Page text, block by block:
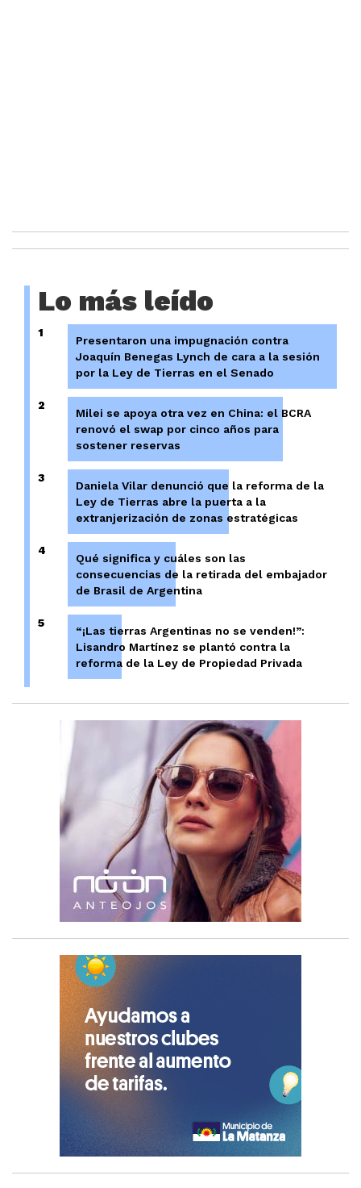
Lo más leído
1
Presentaron una impugnación contra
Joaquín Benegas Lynch de cara a la sesión
por la Ley de Tierras en el Senado
2
Milei se apoya otra vez en China: el BCRA
renovó el swap por cinco años para
sostener reservas
3
Daniela Vilar denunció que la reforma de la
Ley de Tierras abre la puerta a la
extranjerización de zonas estratégicas
4
Qué significa y cuáles son las
consecuencias de la retirada del embajador
de Brasil de Argentina
5
“¡Las tierras Argentinas no se venden!”:
Lisandro Martínez se plantó contra la
reforma de la Ley de Propiedad Privada